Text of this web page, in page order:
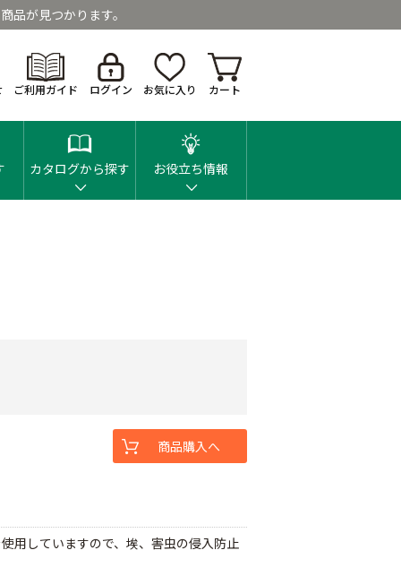
品が見つかります。
ご利用ガイド ログイン お気に入り カート
カタログから探す お役立ち情報
用していますので、埃、害虫の侵入防止
商品購入へ